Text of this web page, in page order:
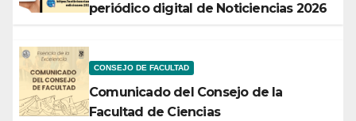
periódico digital de Noticiencias 2026
CONSEJO DE FACULTAD
Comunicado del Consejo de la
Facultad de Ciencias